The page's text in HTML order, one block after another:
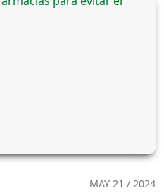
MAY 21 / 2024